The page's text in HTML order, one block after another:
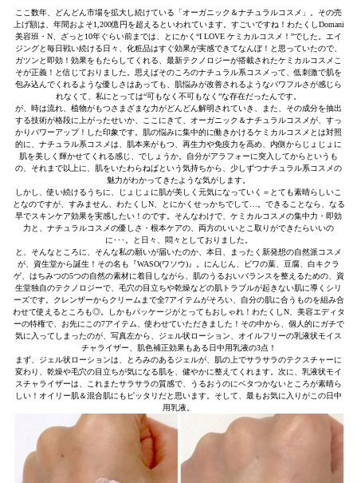
ここ数年、どんどん市場を拡大し続けている「オーガニック＆ナチュラルコスメ」。その売
上げ額は、年間およそ1,200億円を超えるといわれています。すごいですね！わたくしDomani
美容班・N、ざっと10年ぐらい前までは、とにかく“I LOVE ケミカルコスメ！”でした。エイ
ジングと毎日戦い続ける日々、化粧品はすぐ効果が実感できてなんぼ！と思っていたので、
ガツンと即効！効果をもたらしてくれる、最新テクノロジーが搭載されたケミカルコスメこ
そが正義！と信じておりました。思えばそのころのナチュラル系コスメって、低刺激で肌を
包み込んでくれるような優しさはあっても、肌悩みが改善されるようなパワフルさが感じら
れなくて、私にとっては“可もなく不可もなく”な存在だったんです。
が、時は流れ、植物がもつさまざまな力がどんどん解明されていき、また、その成分を抽出
する技術が格段に上がったせいか、ここにきて、オーガニック＆ナチュラルコスメが、すっ
かりパワーアップ！した印象です。肌の悩みに集中的に働きかけるケミカルコスメとは対照
的に、ナチュラル系コスメは、肌本来がもつ、再生力や免疫力を高め、内側からじょじょに
肌を美しく輝かせてくれる感じ、でしょうか。自分がアラフォーに突入してからというも
の、それまで以上に、肌をいたわらねばという気持ちから、少しずつナチュラル系コスメの
魅力がわかってきたような気がします。
しかし、使い続けるうちに、じょじょに肌が美しく元気になっていく＝とても素晴らしいこ
となのですが、すみません、わたくしN、とにかくせっかちでして…。できることなら、なる
早でスキンケア効果を実感したい！のです。そんなわけで、ケミカルコスメの集中力・即効
力と、ナチュラルコスメの優しさ・根本ケアの、両方のいいとこ取りができたらいいの
に･･･。と日々、悶々としておりました。
と、そんなところに、そんな私の願いが届いたのか、本日、まったく新発想の自然派コスメ
が、資生堂から誕生！その名も『WASO(ワソウ)』。にんじん、ビワの葉、豆腐、白キクラ
ゲ、はちみつの5つの自然の素材に着目しながら、肌のうるおいバランスを整えるための、資
生堂独自のテクノロジーで、毛穴の目立ちや乾燥などの肌トラブルが起きない肌に導くシリ
ーズです。クレンザーからクリームまで全7アイテムがそろい、自分の肌に合うものを組み合
わせて使えるところも◎。しかもパッケージがとってもおしゃれ！わたくしN、美容エディタ
ーの特権で、お先にこの7アイテム、使わせていただきました！その中から、個人的にガチで
気に入ってしまったのが、写真左から、ジェル状ローション、オイルフリーの乳液状モイス
チャライザー、肌色補正効果もある日中用乳液の3点！
まず、ジェル状ローションは、とろみのあるジェルが、肌の上でサラサラのテクスチャーに
変わり、乾燥や毛穴の目立ちが気になる肌を、健やかに整えてくれます。次に、乳液状モイ
スチャライザーは、これまたサラサラの質感で、うるおうのにベタつかないところが素晴ら
しい！オイリー肌＆混合肌にもピッタリだと思います。そして、最もお気に入りがこの日中
用乳液。